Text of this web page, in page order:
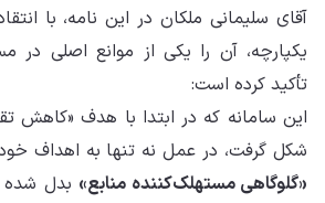
آقای سلیمانی ملکان در این نامه، با
یکپارچه، آن را یکی از موانع اصلی در
تأکید کرده است:
این سامانه که در ابتدا با هدف «کاهش
شکل گرفت، در عمل نه تنها به اهداف
«گلوگاهی مستهلک‌کننده منابع» بدل